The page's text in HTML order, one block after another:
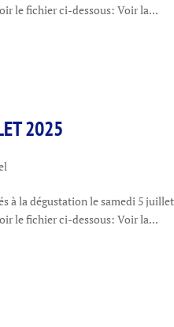
le fichier ci-dessous: Voir la...
2025
à la dégustation le samedi 5 juillet
le fichier ci-dessous: Voir la...